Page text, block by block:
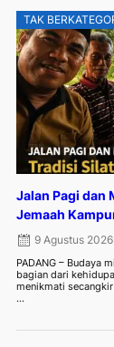
TAK
Jalan Pagi dan
Jemaah
9 Agustus 2026
PADANG – Budaya
bagian dari
menikmati
...